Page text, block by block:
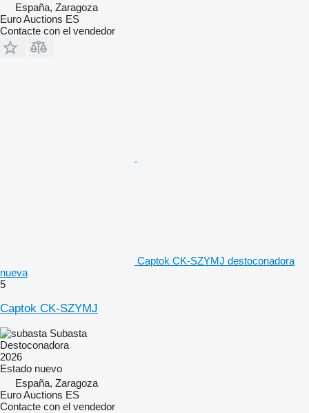
España, Zaragoza
Euro Auctions ES
Contacte con el vendedor
Captok CK-SZYMJ destoconadora
nueva
5
Captok CK-SZYMJ
Subasta
Destoconadora
2026
Estado nuevo
España, Zaragoza
Euro Auctions ES
Contacte con el vendedor